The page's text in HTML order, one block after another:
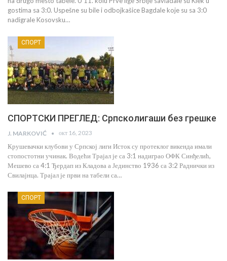
gostima sa 3:0. Uspešne su bile i odbojkašice Bagdale koje su sa 3:0
nadigrale Kosovsku…
СПОРТ
СПОРТСКИ ПРЕГЛЕД: Српсколигаши без грешке
J. MARKOVIĆ окт 16, 2023
Крушевачки клубови у Српској лиги Исток су протеклог викенда имали
стопостотни учинак. Водећи Трајал је са 3:1 надиграо ОФК Синђелић,
Мешево са 4:1 Ђердап из Кладова а Јединство 1936 са 3:2 Раднички из
Свилајнца. Трајал је први на табели са…
СПОРТ